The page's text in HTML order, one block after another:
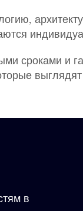
сроками и
в